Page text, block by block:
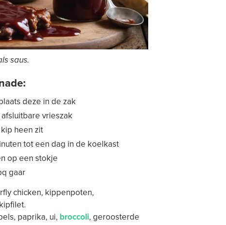
saus.
deze in de zak
vrieszak
heen zit
tot een dag in de koelkast
op een stokje
gaar
chicken, kippenpoten,
paprika, ui, broccoli, geroosterde